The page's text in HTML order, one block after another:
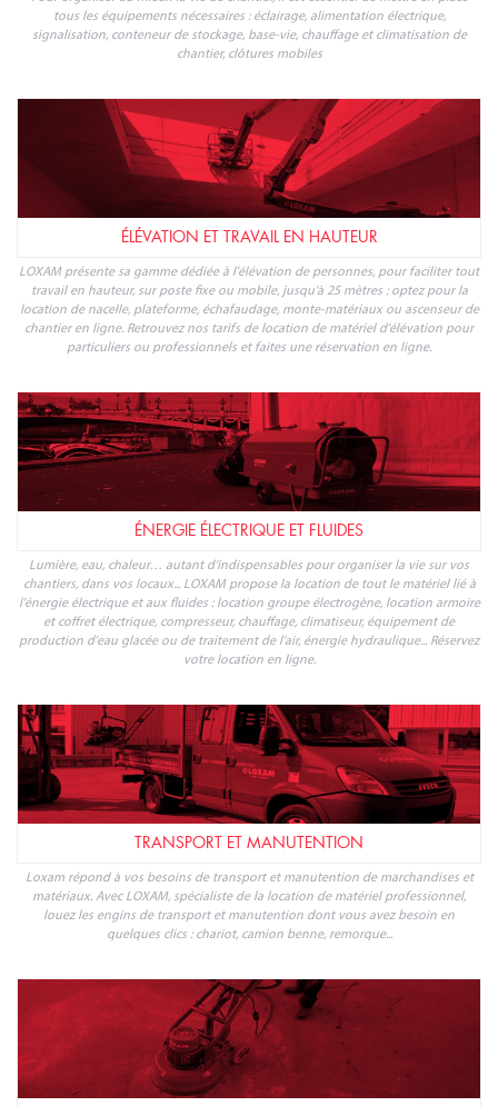
tous les équipements nécessaires : éclairage, alimentation électrique,
signalisation, conteneur de stockage, base-vie, chauffage et climatisation de
chantier, clôtures mobiles
ÉLÉVATION ET TRAVAIL EN HAUTEUR
LOXAM présente sa gamme dédiée à l'élévation de personnes, pour faciliter tout
travail en hauteur, sur poste fixe ou mobile, jusqu'à 25 mètres : optez pour la
location de nacelle, plateforme, échafaudage, monte-matériaux ou ascenseur de
chantier en ligne. Retrouvez nos tarifs de location de matériel d'élévation pour
particuliers ou professionnels et faites une réservation en ligne.
ÉNERGIE ÉLECTRIQUE ET FLUIDES
Lumière, eau, chaleur… autant d'indispensables pour organiser la vie sur vos
chantiers, dans vos locaux... LOXAM propose la location de tout le matériel lié à
l'énergie électrique et aux fluides : location groupe électrogène, location armoire
et coffret électrique, compresseur, chauffage, climatiseur, équipement de
production d'eau glacée ou de traitement de l'air, énergie hydraulique... Réservez
votre location en ligne.
TRANSPORT ET MANUTENTION
Loxam répond à vos besoins de transport et manutention de marchandises et
matériaux. Avec LOXAM, spécialiste de la location de matériel professionnel,
louez les engins de transport et manutention dont vous avez besoin en
quelques clics : chariot, camion benne, remorque...